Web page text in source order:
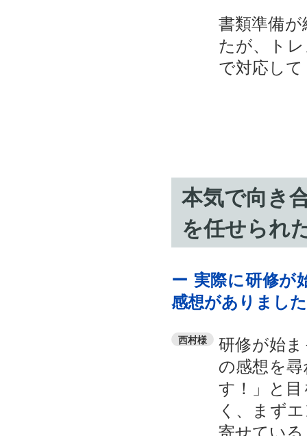
書類準備
たが、ト
で対応し
本気で向き
を任せられ
ー 実際に研修が
感想がありまし
西村様
研修が始
の感想を
す！」と
く、まず
寄せてい